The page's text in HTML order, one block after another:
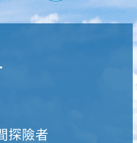
探險者